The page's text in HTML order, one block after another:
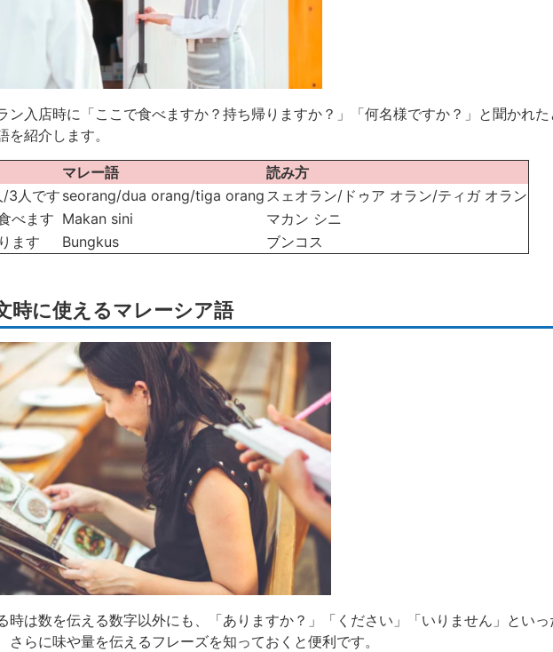
ン入店時に「ここで食べますか？持ち帰りますか？」「何名様ですか？」と聞かれ
を紹介します。
マレー語
読み方
/3人です seorang/dua orang/tiga orang スェオラン/ドゥア オラン/ティガ オラン
べます Makan sini
マカン シニ
ます
Bungkus ブンコス
時に使えるマレーシア語
時は数を伝える数字以外にも、「ありますか？」「ください」「いりません」とい
さらに味や量を伝えるフレーズを知っておくと便利です。